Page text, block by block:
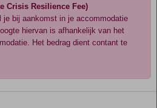
Crisis Resilience Fee)
je bij aankomst in je accommodatie
hiervan is afhankelijk van het
Het bedrag dient contant te